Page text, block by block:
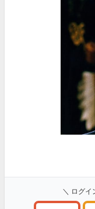
＼ ログイ